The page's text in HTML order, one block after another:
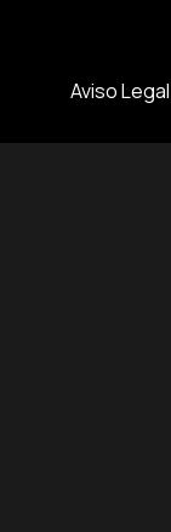
Aviso Legal